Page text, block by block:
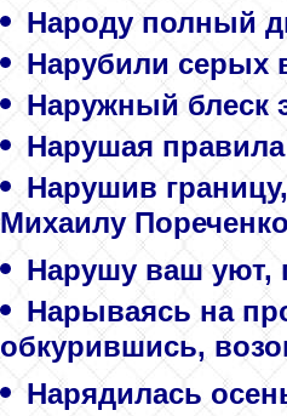
Народу полный
Нарубили серых
Наружный блеск
Нарушая
Нарушив
Михаилу
Нарушу ваш уют,
Нарываясь на
обкурившись,
Нарядилась